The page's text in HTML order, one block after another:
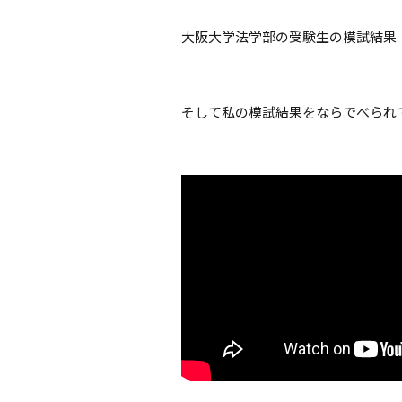
大阪大学法学部の受験生の模試結果
そして私の模試結果をならでべられ